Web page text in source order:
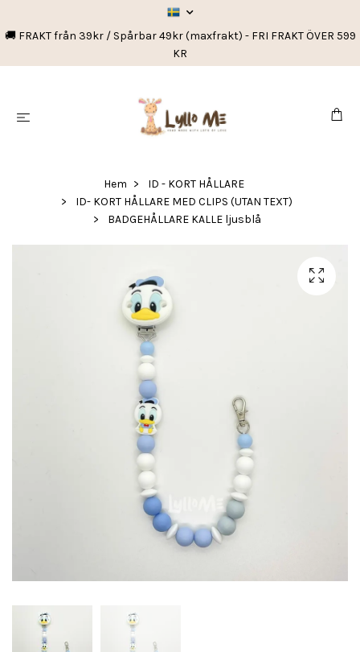
🚚 FRAKT från 39kr / Spårbar 49kr (maxfrakt) - FRI FRAKT ÖVER 599
KR
Hem
ID - KORT HÅLLARE
ID- KORT HÅLLARE MED CLIPS (UTAN TEXT)
BADGEHÅLLARE KALLE ljusblå